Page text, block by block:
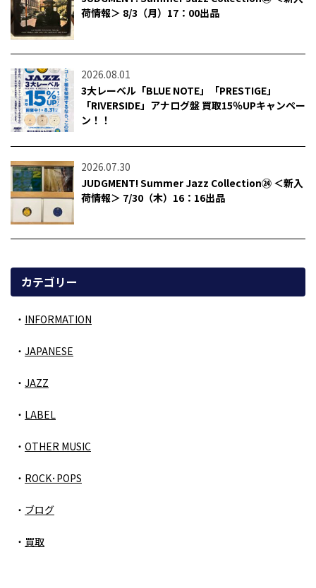
荷情報＞ 8/3（月）17：00出品
2026.08.01
3大レーベル「BLUE NOTE」「PRESTIGE」
「RIVERSIDE」アナログ盤 買取15％UPキャンペー
ン！！
2026.07.30
JUDGMENT! Summer Jazz Collection㉔ ＜新入
荷情報＞ 7/30（木）16：16出品
カテゴリー
INFORMATION
JAPANESE
JAZZ
LABEL
OTHER MUSIC
ROCK･POPS
ブログ
買取